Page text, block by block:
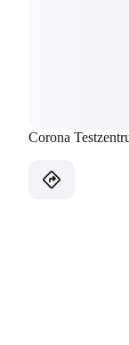
Corona